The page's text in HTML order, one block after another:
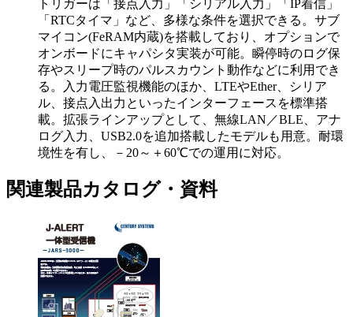
トリガーは「接点入力」「シリアル入力」「IP着信」
「RTCタイマ」など、多様な条件を選択できる。サブ
マイコン(FeRAM内蔵)を搭載しており、オプションで
オンボードにキャパシタ実装が可能。瞬停時のログ保
存やスリープ時のパルスカウント動作などに利用でき
る。入力電圧監視機能のほか、LTEやEther、シリア
ル、接点入出力といったインターフェースを標準搭
載。拡張ラインアップとして、無線LAN／BLE、アナ
ログ入力、USB2.0を追加搭載したモデルも用意。耐環
境性を有し、－20～＋60℃での運用に対応。
関連製品カタログ・資料